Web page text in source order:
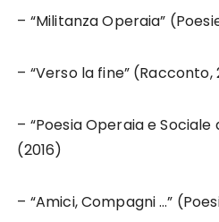
– “Militanza Operaia”
– “Verso la fine” (Racconto,
– “Poesia Operaia e Sociale
(2016)
– “Amici, Compagni …”